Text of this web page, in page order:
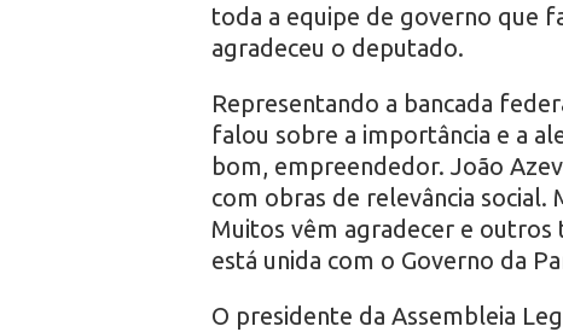
toda a equipe de governo que
agradeceu o deputado.
Representando a bancada
falou sobre a importância e a
bom, empreendedor. João
com obras de relevância social.
Muitos vêm agradecer e outros
está unida com o Governo da
O presidente da Assembleia